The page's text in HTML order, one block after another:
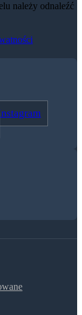
należy odnaleźć